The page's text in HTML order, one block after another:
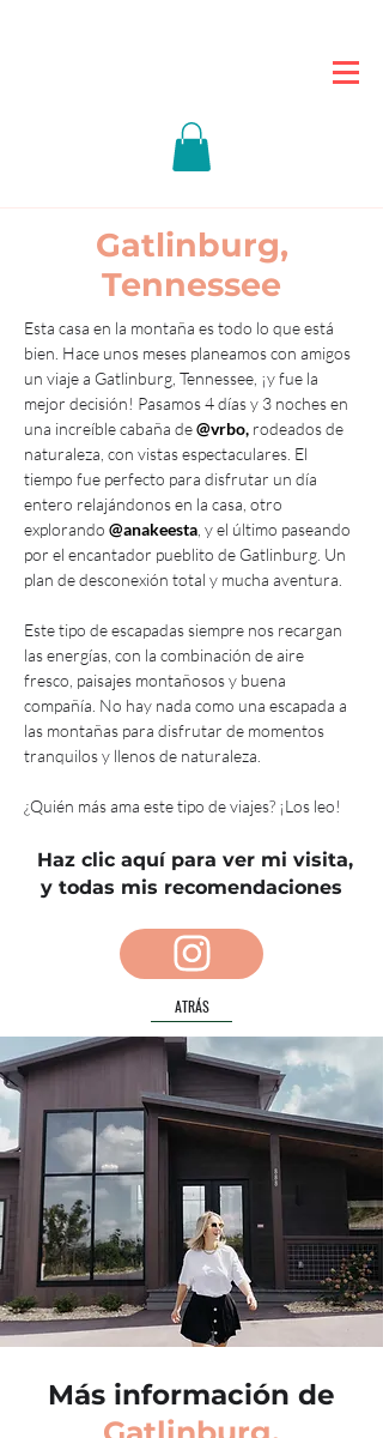
Gatlinburg,
Tennessee
Esta casa en la montaña es todo lo que está
bien. Hace unos meses planeamos con amigos
un viaje a Gatlinburg, Tennessee, ¡y fue la
mejor decisión! Pasamos 4 días y 3 noches en
una increíble cabaña de@vrbo, rodeados de
naturaleza, con vistas espectaculares. El
tiempo fue perfecto para disfrutar un día
entero relajándonos en la casa, otro
explorando @anakeesta , y el último paseando
por el encantador pueblito de Gatlinburg. Un
plan de desconexión total y mucha aventura.
Este tipo de escapadas siempre nos recargan
las energías, con la combinación de aire
fresco, paisajes montañosos y buena
compañía. No hay nada como una escapada a
las montañas para disfrutar de momentos
tranquilos y llenos de naturaleza.
¿Quién más ama este tipo de viajes? ¡Los leo!
Haz clic aquí para ver mi visita,
y todas mis recomendaciones
ATRÁS
Más información de